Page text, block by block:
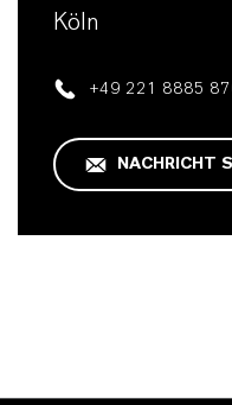
Köln
+49 221 8885
NACHRICHT